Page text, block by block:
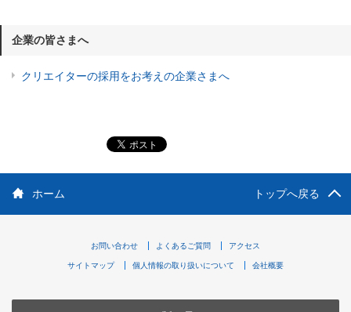
企業の皆さまへ
クリエイターの採用をお考えの企業さまへ
ホーム トップへ戻る
お問い合わせ よくあるご質問 アクセス
サイトマップ 個人情報の取り扱いについて 会社概要